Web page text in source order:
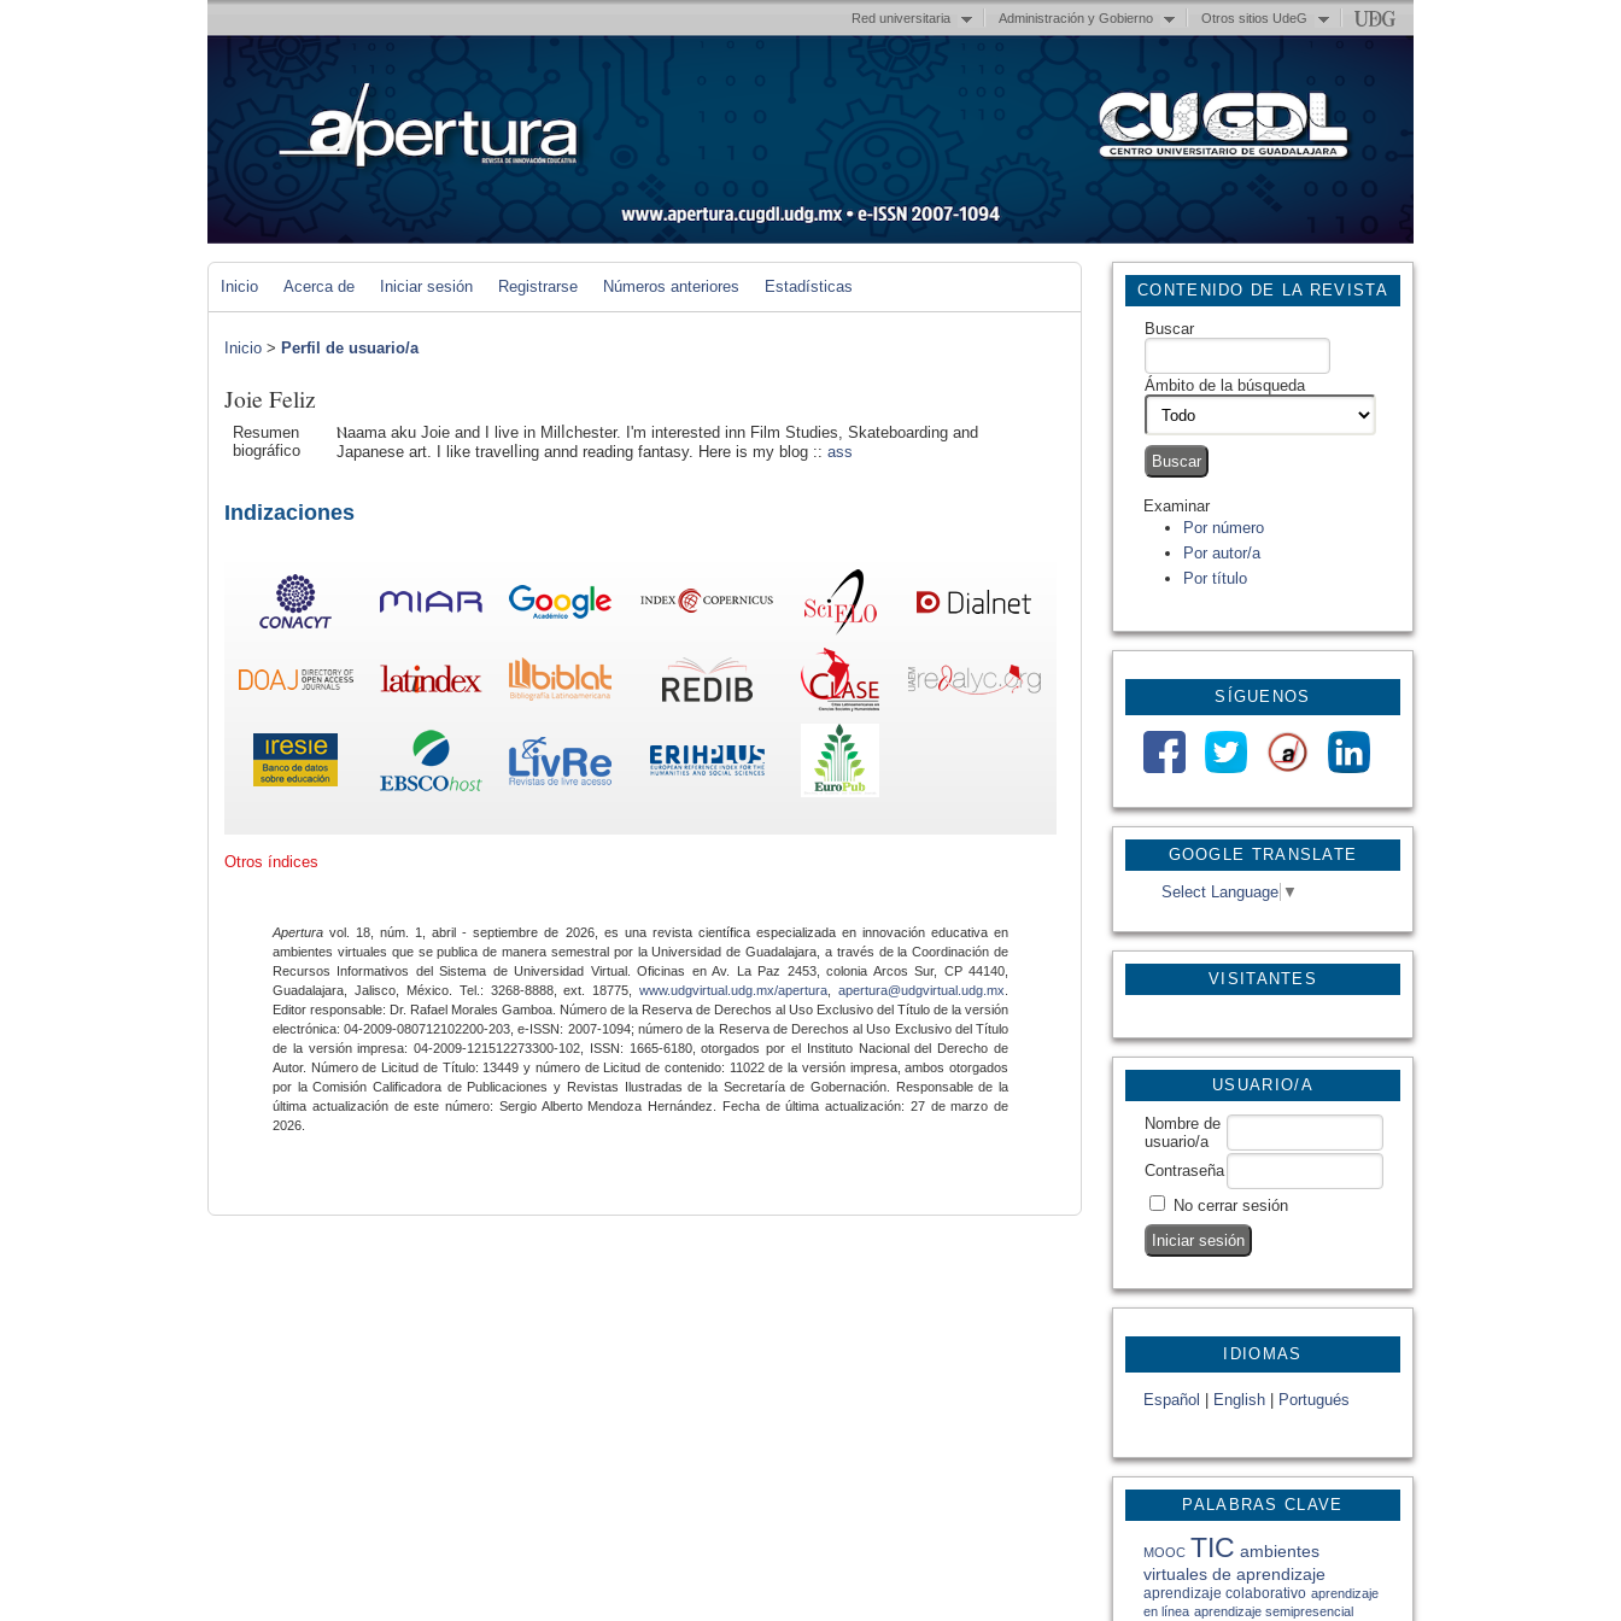
Red universitaria Administración y Gobierno Otros sitios UdeG
GOOGLE TRANSLATE
Select Language ▼
VISITANTES
CONTENIDO DE LA REVISTA
Buscar
Ámbito de la búsqueda
Examinar
Por número
Por autor/a
Por título
SÍGUENOS
USUARIO/A
Nombre de
usuario/a
Contraseña
No cerrar sesión
IDIOMAS
Español English Portugués
PALABRAS CLAVE
MOOC TIC ambientes
virtuales de aprendizaje
aprendizaje colaborativo aprendizaje
en línea aprendizaje semipresencial
Inicio Acerca de Iniciar sesión Registrarse Números anteriores Estadísticas
Inicio > Perfil de usuario/a
Joie Feliz
Resumen
biográfico
Ⲛaama aku Joie and I live in Milⅼchester. I'm interested inn Film Studies, Skateboarding and
Japanese art. I like travelⅼing annd reading fantasy. Here is my blog :: ass
Indizaciones
Otros índices
Apertura vol. 18, núm. 1, abril - septiembre de 2026, es una revista científica especializada en innovación educativa en
ambientes virtuales que se publica de manera semestral por la Universidad de Guadalajara, a través de la Coordinación de
Recursos Informativos del Sistema de Universidad Virtual. Oficinas en Av. La Paz 2453, colonia Arcos Sur, CP 44140,
Guadalajara, Jalisco, México. Tel.: 3268-8888, ext. 18775,www.udgvirtual.udg.mx/apertura apertura@udgvirtual.udg.mx
Editor responsable: Dr. Rafael Morales Gamboa. Número de la Reserva de Derechos al Uso Exclusivo del Título de la versión
electrónica: 04-2009-080712102200-203, e-ISSN: 2007-1094; número de la Reserva de Derechos al Uso Exclusivo del Título
de la versión impresa: 04-2009-121512273300-102, ISSN: 1665-6180, otorgados por el Instituto Nacional del Derecho de
Autor. Número de Licitud de Título: 13449 y número de Licitud de contenido: 11022 de la versión impresa, ambos otorgados
por la Comisión Calificadora de Publicaciones y Revistas Ilustradas de la Secretaría de Gobernación. Responsable de la
última actualización de este número: Sergio Alberto Mendoza Hernández. Fecha de última actualización: 27 de marzo de
2026.